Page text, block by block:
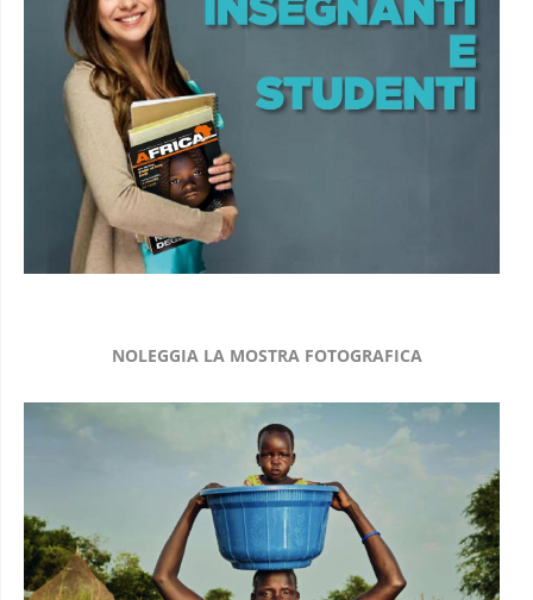
NOLEGGIA LA MOSTRA FOTOGRAFICA